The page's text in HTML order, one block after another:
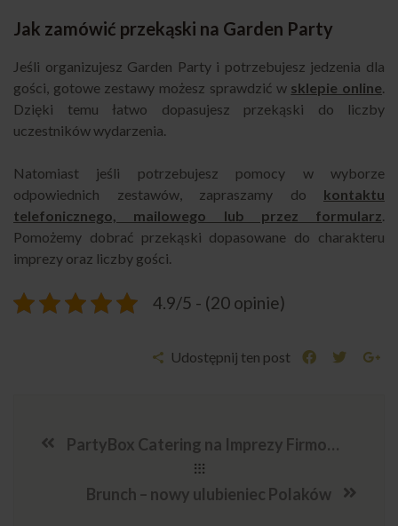
Jak zamówić przekąski na Garden Party
Jeśli organizujesz Garden Party i potrzebujesz jedzenia dla
gości, gotowe zestawy możesz sprawdzić w sklepie online.
Dzięki temu łatwo dopasujesz przekąski do liczby
uczestników wydarzenia.
Natomiast jeśli potrzebujesz pomocy w wyborze
odpowiednich zestawów, zapraszamy do kontaktu
telefonicznego, mailowego lub przez formularz.
Pomożemy dobrać przekąski dopasowane do charakteru
imprezy oraz liczby gości.
4.9/5 - (20 opinie)
Udostępnij ten post
PartyBox Catering na Imprezy Firmowe
Brunch – nowy ulubieniec Polaków